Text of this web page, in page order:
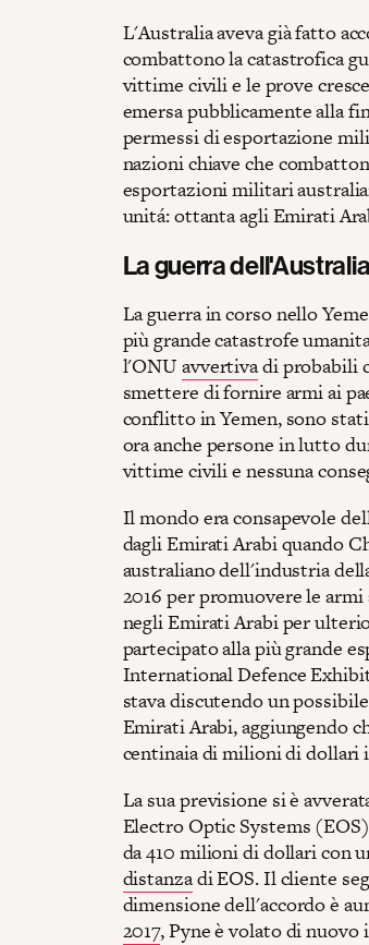
L'Australia aveva già fatto
combattono la catastrofica
vittime civili e le prove
emersa pubblicamente alla
permessi di esportazione
nazioni chiave che
esportazioni militari
unitá: ottanta agli Emirati
La guerra
La guerra in corso nello
più grande catastrofe
l'ONU avvertivadi probabili
smettere di fornire armi ai
conflitto in Yemen, sono
ora anche persone in lutto
vittime civili e nessuna
Il mondo era consapevole
dagli Emirati Arabi quando
australiano dell'industria
2016 per promuovere le
negli Emirati Arabi per
partecipato alla più grande
International Defence
stava discutendo un
Emirati Arabi, aggiungendo
centinaia di milioni di dollari
La sua previsione si è
Electro Optic Systems
da 410 milioni di dollari con
distanzadi EOS. Il cliente
dimensione dell'accordo è
2017, Pyne è volato di